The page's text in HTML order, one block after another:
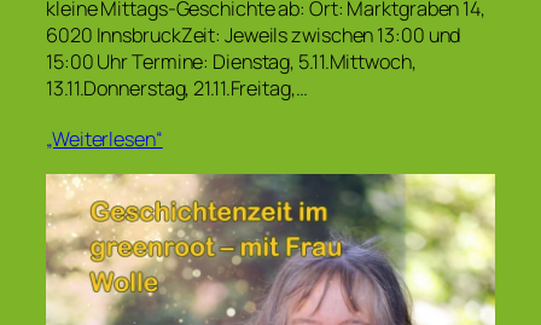
kleine Mittags-Geschichte ab: Ort: Marktgraben 14,
6020 InnsbruckZeit: Jeweils zwischen 13:00 und
15:00 Uhr Termine: Dienstag, 5.11.Mittwoch,
13.11.Donnerstag, 21.11.Freitag,…
„Weiterlesen“